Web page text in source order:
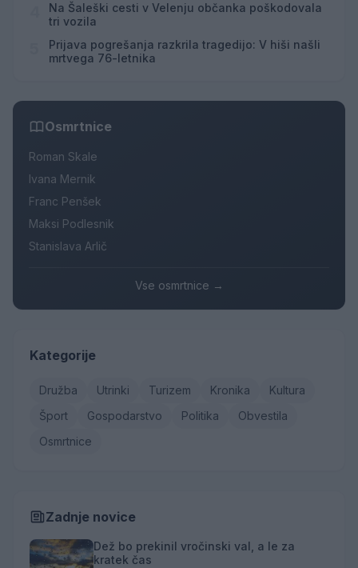
Na Šaleški cesti v Velenju občanka poškodovala
tri vozila
Prijava pogrešanja razkrila tragedijo: V hiši našli
mrtvega 76-letnika
Osmrtnice
Roman Skale
Ivana Mernik
Franc Penšek
Maksi Podlesnik
Stanislava Arlič
Vse osmrtnice →
Kategorije
Družba Utrinki Turizem Kronika
Kultura
Šport
Gospodarstvo Politika
Obvestila
Osmrtnice
Zadnje novice
Dež bo prekinil vročinski val, a le za
kratek čas